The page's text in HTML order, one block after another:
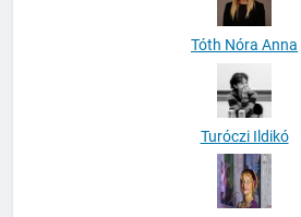
Tóth Nóra Anna
Turóczi Ildikó